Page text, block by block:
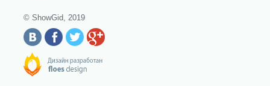
© ShowGid, 2019